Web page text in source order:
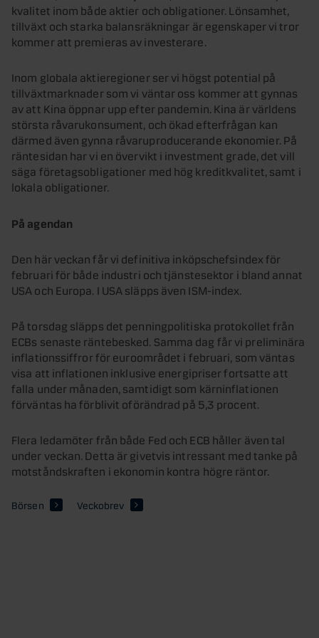
kvalitet inom både aktier och obligationer. Lönsamhet,
tillväxt och starka balansräkningar är egenskaper vi tror
kommer att premieras av investerare.
Inom globala aktieregioner ser vi högst potential på
tillväxtmarknader som vi väntar oss kommer att gynnas
av att Kina öppnar upp efter pandemin. Kina är världens
största råvarukonsument, och ökad efterfrågan kan
därmed även gynna råvaruproducerande ekonomier. På
räntesidan har vi en övervikt i investment grade, det vill
säga företagsobligationer med hög kreditkvalitet, samt i
lokala obligationer.
På agendan
Den här veckan får vi definitiva inköpschefsindex för
februari för både industri och tjänstesektor i bland annat
USA och Europa. I USA släpps även ISM-index.
På torsdag släpps det penningpolitiska protokollet från
ECBs senaste räntebesked. Samma dag får vi preliminära
inflationssiffror för euroområdet i februari, som väntas
visa att inflationen inklusive energipriser fortsatte att
falla under månaden, samtidigt som kärninflationen
förväntas ha förblivit oförändrad på 5,3 procent.
Flera ledamöter från både Fed och ECB håller även tal
under veckan. Detta är givetvis intressant med tanke på
motståndskraften i ekonomin kontra högre räntor.
Börsen Veckobrev